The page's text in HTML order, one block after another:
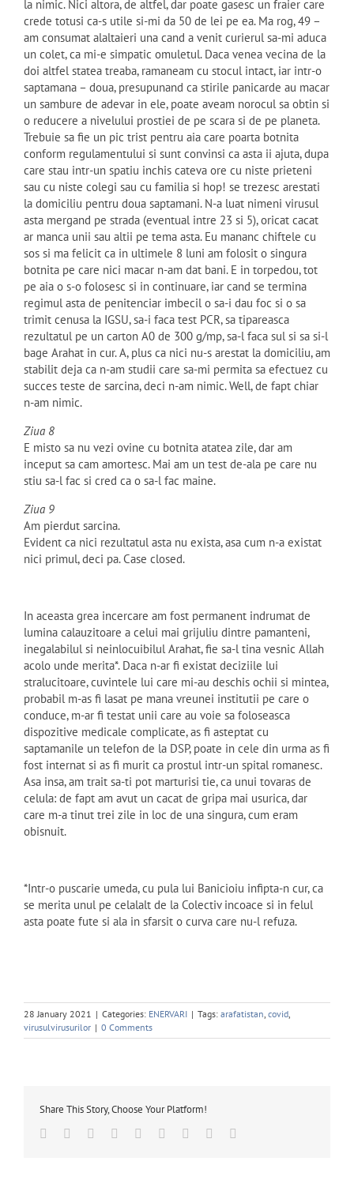
la nimic. Nici altora, de altfel, dar poate gasesc un fraier care
crede totusi ca-s utile si-mi da 50 de lei pe ea. Ma rog, 49 –
am consumat alaltaieri una cand a venit curierul sa-mi aduca
un colet, ca mi-e simpatic omuletul. Daca venea vecina de la
doi altfel statea treaba, ramaneam cu stocul intact, iar intr-o
saptamana – doua, presupunand ca stirile panicarde au macar
un sambure de adevar in ele, poate aveam norocul sa obtin si
o reducere a nivelului prostiei de pe scara si de pe planeta.
Trebuie sa fie un pic trist pentru aia care poarta botnita
conform regulamentului si sunt convinsi ca asta ii ajuta, dupa
care stau intr-un spatiu inchis cateva ore cu niste prieteni
sau cu niste colegi sau cu familia si hop! se trezesc arestati
la domiciliu pentru doua saptamani. N-a luat nimeni virusul
asta mergand pe strada (eventual intre 23 si 5), oricat cacat
ar manca unii sau altii pe tema asta. Eu mananc chiftele cu
sos si ma felicit ca in ultimele 8 luni am folosit o singura
botnita pe care nici macar n-am dat bani. E in torpedou, tot
pe aia o s-o folosesc si in continuare, iar cand se termina
regimul asta de penitenciar imbecil o sa-i dau foc si o sa
trimit cenusa la IGSU, sa-i faca test PCR, sa tipareasca
rezultatul pe un carton A0 de 300 g/mp, sa-l faca sul si sa si-l
bage Arahat in cur. A, plus ca nici nu-s arestat la domiciliu, am
stabilit deja ca n-am studii care sa-mi permita sa efectuez cu
succes teste de sarcina, deci n-am nimic. Well, de fapt chiar
n-am nimic.
Ziua 8
E misto sa nu vezi ovine cu botnita atatea zile, dar am
inceput sa cam amortesc. Mai am un test de-ala pe care nu
stiu sa-l fac si cred ca o sa-l fac maine.
Ziua 9
Am pierdut sarcina.
Evident ca nici rezultatul asta nu exista, asa cum n-a existat
nici primul, deci pa. Case closed.
In aceasta grea incercare am fost permanent indrumat de
lumina calauzitoare a celui mai grijuliu dintre pamanteni,
inegalabilul si neinlocuibilul Arahat, fie sa-l tina vesnic Allah
acolo unde merita*. Daca n-ar fi existat deciziile lui
stralucitoare, cuvintele lui care mi-au deschis ochii si mintea,
probabil m-as fi lasat pe mana vreunei institutii pe care o
conduce, m-ar fi testat unii care au voie sa foloseasca
dispozitive medicale complicate, as fi asteptat cu
saptamanile un telefon de la DSP, poate in cele din urma as fi
fost internat si as fi murit ca prostul intr-un spital romanesc.
Asa insa, am trait sa-ti pot marturisi tie, ca unui tovaras de
celula: de fapt am avut un cacat de gripa mai usurica, dar
care m-a tinut trei zile in loc de una singura, cum eram
obisnuit.
*Intr-o puscarie umeda, cu pula lui Banicioiu infipta-n cur, ca
se merita unul pe celalalt de la Colectiv incoace si in felul
asta poate fute si ala in sfarsit o curva care nu-l refuza.
28 January 2021 | Categories: ENERVARI | Tags: arafatistan, covid,
virusulvirusurilor | 0 Comments
Share This Story, Choose Your Platform!
Facebook
TwitterLinkedin
Reddit TumblrGoogle+Pinterest